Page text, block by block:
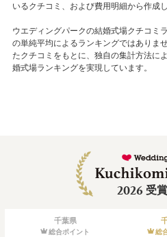
いるクチコミ、および費用明細から作成
ウエディングパークの結婚式場クチコミ
の単純平均によるランキングではありま
たクチコミをもとに、独自の集計方法に
婚式場ランキングを実現しています。
2026 受
千葉県
総合ポイント 総